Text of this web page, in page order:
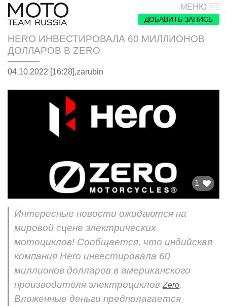
МЕНЮ
ДОБАВИТЬ ЗАПИСЬ
HERO ИНВЕСТИРОВАЛА 60 МИЛЛИОНОВ
ДОЛЛАРОВ В ZERO
04.10.2022 [16:28],zarubin
1
Интересные новости ожидаются на
мировой сцене электрических
мотоциклов! Сообщается, что индийская
компания Hero инвестировала 60
миллионов долларов в американского
производителя электроцикловZero.
Вложенные деньги предполагается